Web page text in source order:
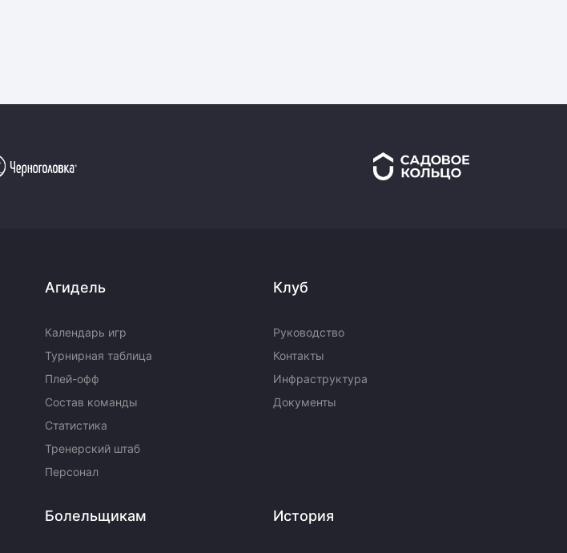
Агидель
Календарь игр
Турнирная таблица
Плей-офф
Состав команды
Статистика
Тренерский штаб
Персонал
Клуб
Руководство
Контакты
Инфраструктура
Документы
Болельщикам История